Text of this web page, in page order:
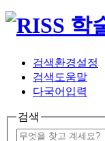
검색환경설정
검색도움말
다국어입력
검색